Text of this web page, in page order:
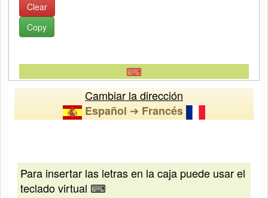
Clear
Copy
⌨
Cambiar la dirección
Español ➔ Francés
Para insertar las letras en la caja puede usar el
teclado virtual ⌨